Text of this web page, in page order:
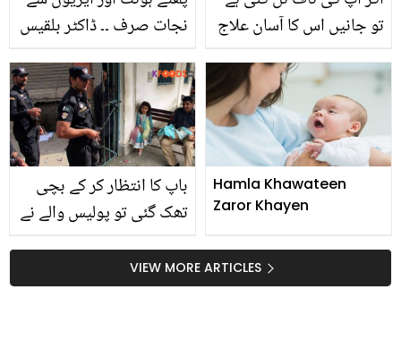
نجات صرف ۔۔ ڈاکٹر بلقیس
والی خشکی کو کنٹرول
کرنے کے لیئے کون سی
زبردست ریمیڈی بتائی؟
تو جانیں اس کا آسان علاج
نسخے سے تاکہ آپ خود کر
سکیں اپنی ناف کو ٹھیک
باپ کا انتظار کر کے بچی
تھک گئی تو پولیس والے نے
کانسٹیبل کی رحم دلی کا
ایسا واقعہ جس نے عوام
Hamla Khawateen
Zaror Khayen
VIEW MORE ARTICLES